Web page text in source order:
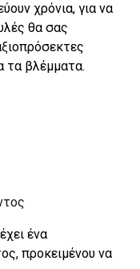
χρόνια, για να
θα σας
τα βλέμματα.
ένα
προκειμένου να